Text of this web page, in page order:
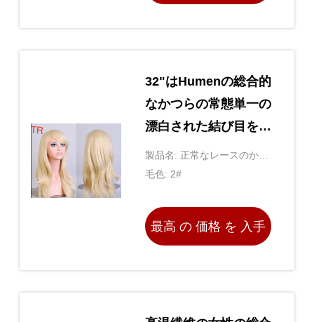
32"はHumenの総合的
なかつらの常態単一の
漂白された結び目をひ
もで締める
製品名: 正常なレースのかつ
ら
毛色: 2#
最高 の 価格 を 入手